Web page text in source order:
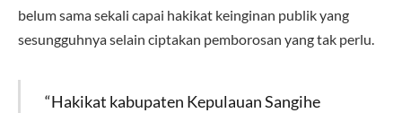
belum sama sekali capai hakikat keinginan publik yang
sesungguhnya selain ciptakan pemborosan yang tak perlu.
“Hakikat kabupaten Kepulauan Sangihe